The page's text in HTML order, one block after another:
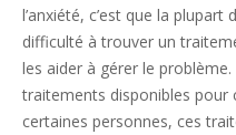
l’anxiété, c’est que la
difficulté à trouver un
les aider à gérer le
traitements disponibles pour
certaines personnes, ces